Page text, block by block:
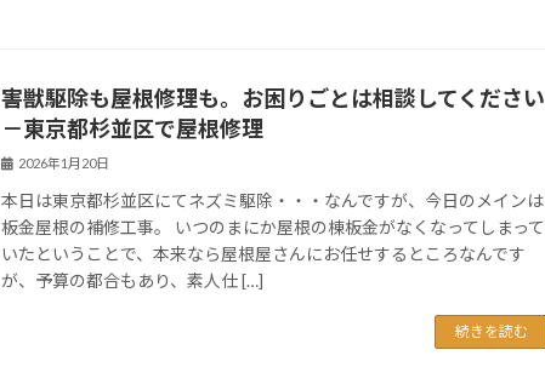
害獣駆除も屋根修理も。お困りごとは相談してください
－東京都杉並区で屋根修理
2026年1月20日
本日は東京都杉並区にてネズミ駆除・・・なんですが、今日のメインは
板金屋根の補修工事。 いつのまにか屋根の棟板金がなくなってしまって
いたということで、本来なら屋根屋さんにお任せするところなんです
が、予算の都合もあり、素人仕 […]
続きを読む